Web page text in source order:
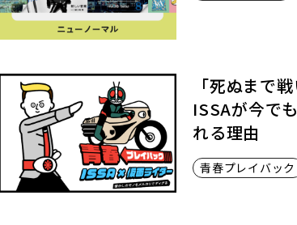
「死ぬまで
ISSAが今で
れる理由
青春プレイバック